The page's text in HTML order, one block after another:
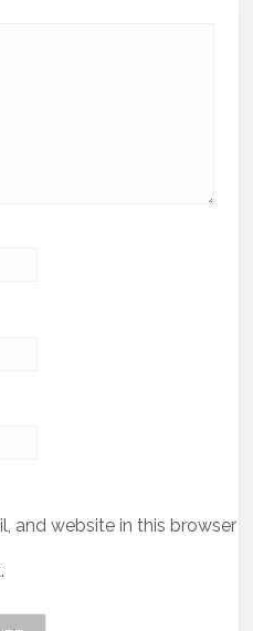
and website in this browser